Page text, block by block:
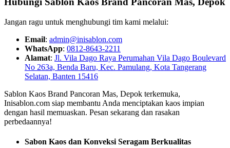
Jangan ragu untuk menghubungi tim kami melalui:
Email: admin@inisablon.com
WhatsApp: 0812-8643-2211
Alamat: Jl. Vila Dago Raya Perumahan Vila Dago Boulevard
No 263a, Benda Baru, Kec. Pamulang, Kota Tangerang
Selatan, Banten 15416
Sablon Kaos Brand Pancoran Mas, Depok terkemuka,
Inisablon.com siap membantu Anda menciptakan kaos impian
dengan hasil memuaskan. Pesan sekarang dan rasakan
perbedaannya!
Sabon Kaos dan Konveksi Seragam Berkualitas